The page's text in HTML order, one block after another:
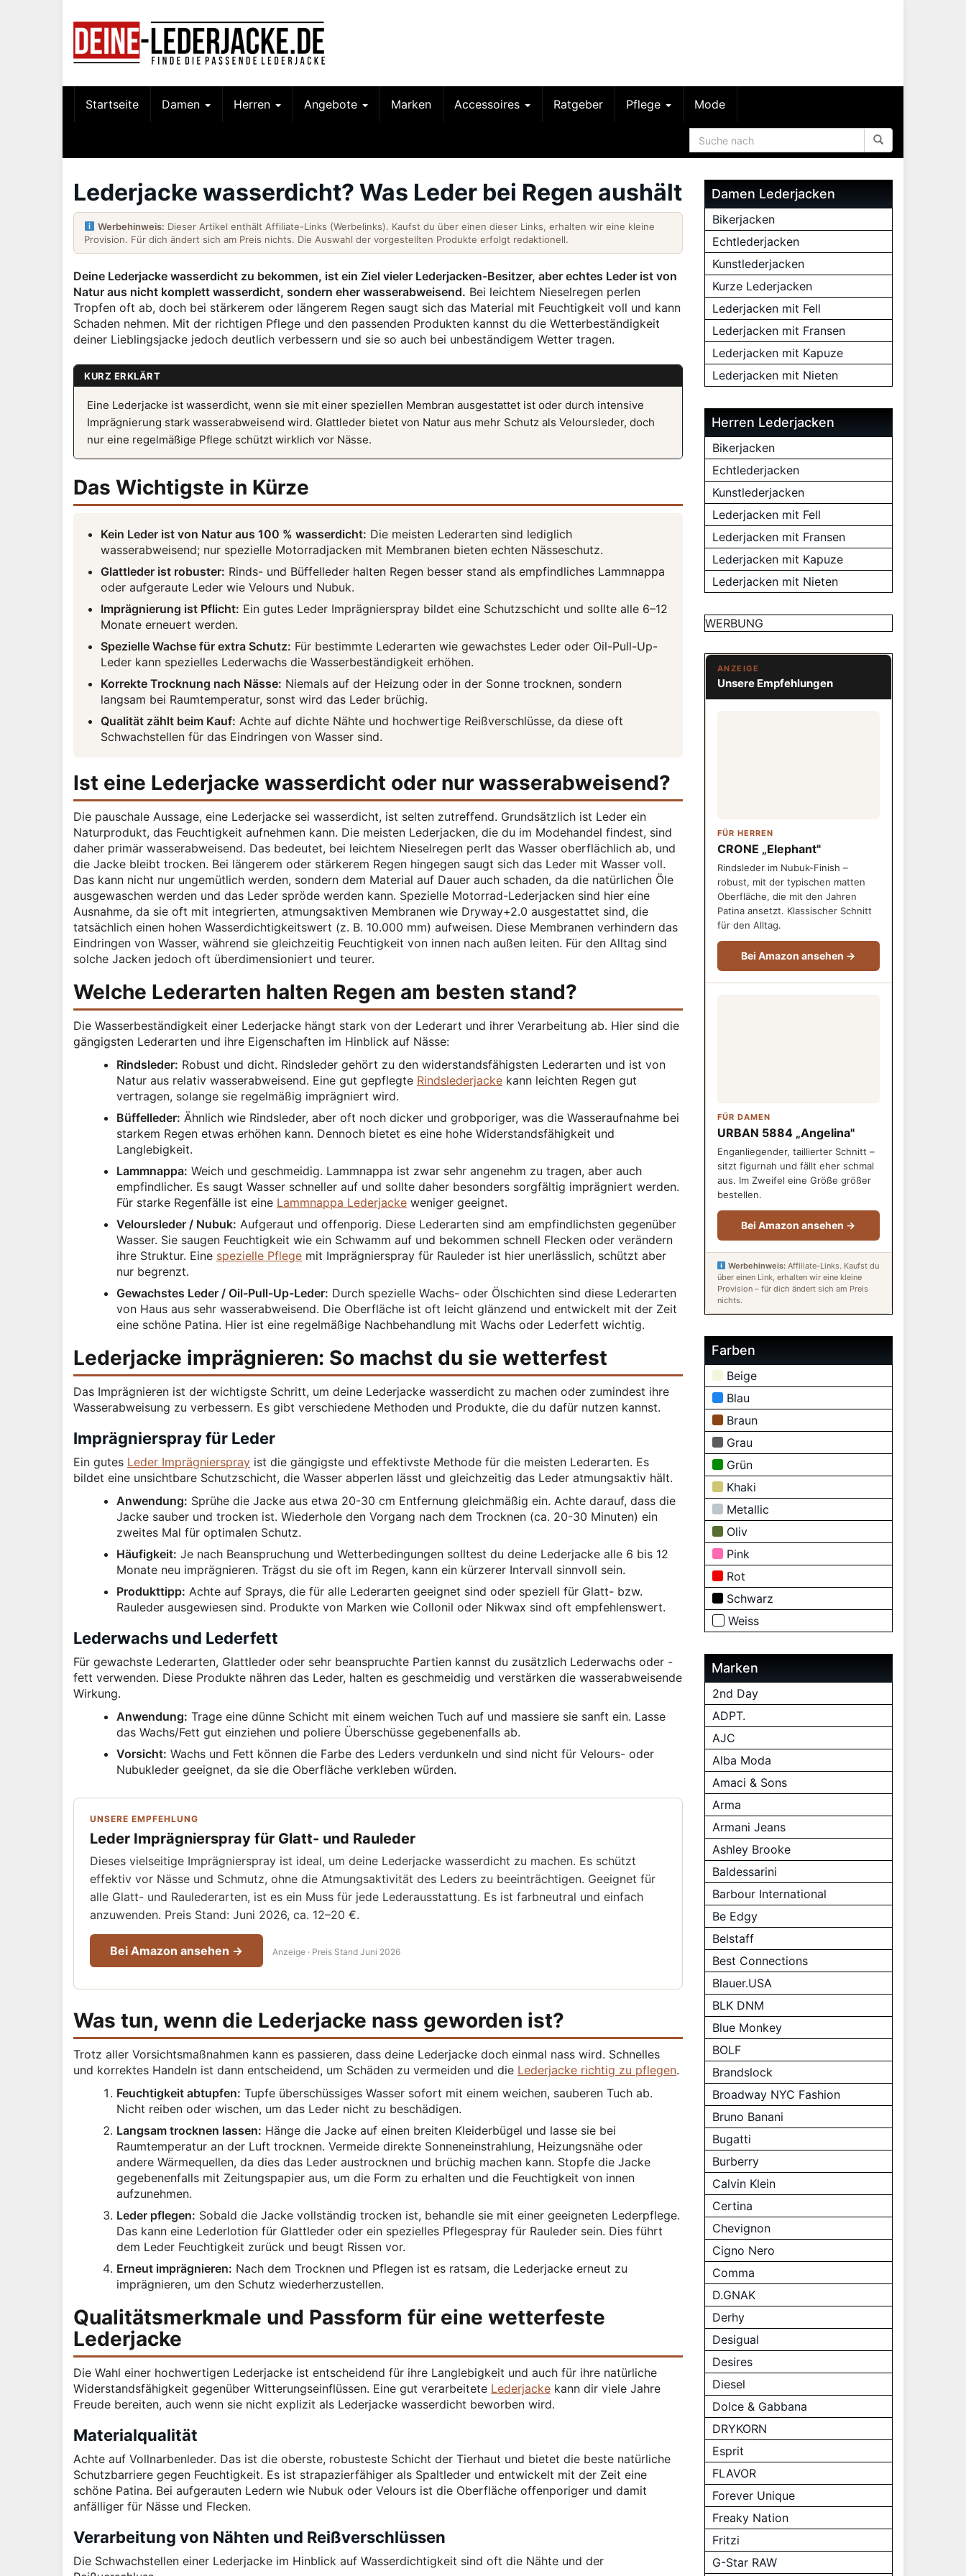
Startseite Damen Herren Angebote Marken Accessoires Ratgeber Pflege Mode
Lederjacke wasserdicht? Was Leder bei Regen aushält
Werbehinweis: Dieser Artikel enthält Affiliate-Links (Werbelinks). Kaufst du über einen dieser Links, erhalten wir eine kleine
Provision. Für dich ändert sich am Preis nichts. Die Auswahl der vorgestellten Produkte erfolgt redaktionell.
Deine Lederjacke wasserdicht zu bekommen, ist ein Ziel vieler Lederjacken-Besitzer, aber echtes Leder ist von
Natur aus nicht komplett wasserdicht, sondern eher wasserabweisend. Bei leichtem Nieselregen perlen
Tropfen oft ab, doch bei stärkerem oder längerem Regen saugt sich das Material mit Feuchtigkeit voll und kann
Schaden nehmen. Mit der richtigen Pflege und den passenden Produkten kannst du die Wetterbeständigkeit
deiner Lieblingsjacke jedoch deutlich verbessern und sie so auch bei unbeständigem Wetter tragen.
KURZ ERKLÄRT
Eine Lederjacke ist wasserdicht, wenn sie mit einer speziellen Membran ausgestattet ist oder durch intensive
Imprägnierung stark wasserabweisend wird. Glattleder bietet von Natur aus mehr Schutz als Veloursleder, doch
nur eine regelmäßige Pflege schützt wirklich vor Nässe.
Das Wichtigste in Kürze
Kein Leder ist von Natur aus 100 % wasserdicht: Die meisten Lederarten sind lediglich
wasserabweisend; nur spezielle Motorradjacken mit Membranen bieten echten Nässeschutz.
Glattleder ist robuster: Rinds- und Büffelleder halten Regen besser stand als empfindliches Lammnappa
oder aufgeraute Leder wie Velours und Nubuk.
Imprägnierung ist Pflicht: Ein gutes Leder Imprägnierspray bildet eine Schutzschicht und sollte alle 6–12
Monate erneuert werden.
Spezielle Wachse für extra Schutz: Für bestimmte Lederarten wie gewachstes Leder oder Oil-Pull-Up-
Leder kann spezielles Lederwachs die Wasserbeständigkeit erhöhen.
Korrekte Trocknung nach Nässe: Niemals auf der Heizung oder in der Sonne trocknen, sondern
langsam bei Raumtemperatur, sonst wird das Leder brüchig.
Qualität zählt beim Kauf: Achte auf dichte Nähte und hochwertige Reißverschlüsse, da diese oft
Schwachstellen für das Eindringen von Wasser sind.
Ist eine Lederjacke wasserdicht oder nur wasserabweisend?
Die pauschale Aussage, eine Lederjacke sei wasserdicht, ist selten zutreffend. Grundsätzlich ist Leder ein
Naturprodukt, das Feuchtigkeit aufnehmen kann. Die meisten Lederjacken, die du im Modehandel findest, sind
daher primär wasserabweisend. Das bedeutet, bei leichtem Nieselregen perlt das Wasser oberflächlich ab, und
die Jacke bleibt trocken. Bei längerem oder stärkerem Regen hingegen saugt sich das Leder mit Wasser voll.
Das kann nicht nur ungemütlich werden, sondern dem Material auf Dauer auch schaden, da die natürlichen Öle
ausgewaschen werden und das Leder spröde werden kann. Spezielle Motorrad-Lederjacken sind hier eine
Ausnahme, da sie oft mit integrierten, atmungsaktiven Membranen wie Dryway+2.0 ausgestattet sind, die
tatsächlich einen hohen Wasserdichtigkeitswert (z. B. 10.000 mm) aufweisen. Diese Membranen verhindern das
Eindringen von Wasser, während sie gleichzeitig Feuchtigkeit von innen nach außen leiten. Für den Alltag sind
solche Jacken jedoch oft überdimensioniert und teurer.
Welche Lederarten halten Regen am besten stand?
Die Wasserbeständigkeit einer Lederjacke hängt stark von der Lederart und ihrer Verarbeitung ab. Hier sind die
gängigsten Lederarten und ihre Eigenschaften im Hinblick auf Nässe:
Rindsleder: Robust und dicht. Rindsleder gehört zu den widerstandsfähigsten Lederarten und ist von
Natur aus relativ wasserabweisend. Eine gut gepflegte Rindslederjacke kann leichten Regen gut
vertragen, solange sie regelmäßig imprägniert wird.
Büffelleder: Ähnlich wie Rindsleder, aber oft noch dicker und grobporiger, was die Wasseraufnahme bei
starkem Regen etwas erhöhen kann. Dennoch bietet es eine hohe Widerstandsfähigkeit und
Langlebigkeit.
Lammnappa: Weich und geschmeidig. Lammnappa ist zwar sehr angenehm zu tragen, aber auch
empfindlicher. Es saugt Wasser schneller auf und sollte daher besonders sorgfältig imprägniert werden.
Für starke Regenfälle ist eine Lammnappa Lederjacke weniger geeignet.
Veloursleder / Nubuk: Aufgeraut und offenporig. Diese Lederarten sind am empfindlichsten gegenüber
Wasser. Sie saugen Feuchtigkeit wie ein Schwamm auf und bekommen schnell Flecken oder verändern
ihre Struktur. Eine spezielle Pflege mit Imprägnierspray für Rauleder ist hier unerlässlich, schützt aber
nur begrenzt.
Gewachstes Leder / Oil-Pull-Up-Leder: Durch spezielle Wachs- oder Ölschichten sind diese Lederarten
von Haus aus sehr wasserabweisend. Die Oberfläche ist oft leicht glänzend und entwickelt mit der Zeit
eine schöne Patina. Hier ist eine regelmäßige Nachbehandlung mit Wachs oder Lederfett wichtig.
Lederjacke imprägnieren: So machst du sie wetterfest
Das Imprägnieren ist der wichtigste Schritt, um deine Lederjacke wasserdicht zu machen oder zumindest ihre
Wasserabweisung zu verbessern. Es gibt verschiedene Methoden und Produkte, die du dafür nutzen kannst.
Imprägnierspray für Leder
Ein gutes Leder Imprägnierspray ist die gängigste und effektivste Methode für die meisten Lederarten. Es
bildet eine unsichtbare Schutzschicht, die Wasser abperlen lässt und gleichzeitig das Leder atmungsaktiv hält.
Anwendung: Sprühe die Jacke aus etwa 20-30 cm Entfernung gleichmäßig ein. Achte darauf, dass die
Jacke sauber und trocken ist. Wiederhole den Vorgang nach dem Trocknen (ca. 20-30 Minuten) ein
zweites Mal für optimalen Schutz.
Häufigkeit: Je nach Beanspruchung und Wetterbedingungen solltest du deine Lederjacke alle 6 bis 12
Monate neu imprägnieren. Trägst du sie oft im Regen, kann ein kürzerer Intervall sinnvoll sein.
Produkttipp: Achte auf Sprays, die für alle Lederarten geeignet sind oder speziell für Glatt- bzw.
Rauleder ausgewiesen sind. Produkte von Marken wie Collonil oder Nikwax sind oft empfehlenswert.
Lederwachs und Lederfett
Für gewachste Lederarten, Glattleder oder sehr beanspruchte Partien kannst du zusätzlich Lederwachs oder -
fett verwenden. Diese Produkte nähren das Leder, halten es geschmeidig und verstärken die wasserabweisende
Wirkung.
Anwendung: Trage eine dünne Schicht mit einem weichen Tuch auf und massiere sie sanft ein. Lasse
das Wachs/Fett gut einziehen und poliere Überschüsse gegebenenfalls ab.
Vorsicht: Wachs und Fett können die Farbe des Leders verdunkeln und sind nicht für Velours- oder
Nubukleder geeignet, da sie die Oberfläche verkleben würden.
UNSERE EMPFEHLUNG
Leder Imprägnierspray für Glatt- und Rauleder
Dieses vielseitige Imprägnierspray ist ideal, um deine Lederjacke wasserdicht zu machen. Es schützt
effektiv vor Nässe und Schmutz, ohne die Atmungsaktivität des Leders zu beeinträchtigen. Geeignet für
alle Glatt- und Raulederarten, ist es ein Muss für jede Lederausstattung. Es ist farbneutral und einfach
anzuwenden. Preis Stand: Juni 2026, ca. 12–20 €.
Bei Amazon ansehen → Anzeige · Preis Stand Juni 2026
Was tun, wenn die Lederjacke nass geworden ist?
Trotz aller Vorsichtsmaßnahmen kann es passieren, dass deine Lederjacke doch einmal nass wird. Schnelles
und korrektes Handeln ist dann entscheidend, um Schäden zu vermeiden und die Lederjacke richtig zu pflegen.
Feuchtigkeit abtupfen: Tupfe überschüssiges Wasser sofort mit einem weichen, sauberen Tuch ab.
Nicht reiben oder wischen, um das Leder nicht zu beschädigen.
Langsam trocknen lassen: Hänge die Jacke auf einen breiten Kleiderbügel und lasse sie bei
Raumtemperatur an der Luft trocknen. Vermeide direkte Sonneneinstrahlung, Heizungsnähe oder
andere Wärmequellen, da dies das Leder austrocknen und brüchig machen kann. Stopfe die Jacke
gegebenenfalls mit Zeitungspapier aus, um die Form zu erhalten und die Feuchtigkeit von innen
aufzunehmen.
Leder pflegen: Sobald die Jacke vollständig trocken ist, behandle sie mit einer geeigneten Lederpflege.
Das kann eine Lederlotion für Glattleder oder ein spezielles Pflegespray für Rauleder sein. Dies führt
dem Leder Feuchtigkeit zurück und beugt Rissen vor.
Erneut imprägnieren: Nach dem Trocknen und Pflegen ist es ratsam, die Lederjacke erneut zu
imprägnieren, um den Schutz wiederherzustellen.
Qualitätsmerkmale und Passform für eine wetterfeste
Lederjacke
Die Wahl einer hochwertigen Lederjacke ist entscheidend für ihre Langlebigkeit und auch für ihre natürliche
Widerstandsfähigkeit gegenüber Witterungseinflüssen. Eine gut verarbeitete Lederjacke kann dir viele Jahre
Freude bereiten, auch wenn sie nicht explizit als Lederjacke wasserdicht beworben wird.
Materialqualität
Achte auf Vollnarbenleder. Das ist die oberste, robusteste Schicht der Tierhaut und bietet die beste natürliche
Schutzbarriere gegen Feuchtigkeit. Es ist strapazierfähiger als Spaltleder und entwickelt mit der Zeit eine
schöne Patina. Bei aufgerauten Ledern wie Nubuk oder Velours ist die Oberfläche offenporiger und damit
anfälliger für Nässe und Flecken.
Verarbeitung von Nähten und Reißverschlüssen
Die Schwachstellen einer Lederjacke im Hinblick auf Wasserdichtigkeit sind oft die Nähte und der
Damen Lederjacken
Bikerjacken
Echtlederjacken
Kunstlederjacken
Kurze Lederjacken
Lederjacken mit Fell
Lederjacken mit Fransen
Lederjacken mit Kapuze
Lederjacken mit Nieten
Herren Lederjacken
Bikerjacken
Echtlederjacken
Kunstlederjacken
Lederjacken mit Fell
Lederjacken mit Fransen
Lederjacken mit Kapuze
Lederjacken mit Nieten
WERBUNG
ANZEIGE
Unsere Empfehlungen
FÜR HERREN
CRONE „Elephant"
Rindsleder im Nubuk-Finish –
robust, mit der typischen matten
Oberfläche, die mit den Jahren
Patina ansetzt. Klassischer Schnitt
für den Alltag.
Bei Amazon ansehen →
FÜR DAMEN
URBAN 5884 „Angelina"
Enganliegender, taillierter Schnitt –
sitzt figurnah und fällt eher schmal
aus. Im Zweifel eine Größe größer
bestellen.
Bei Amazon ansehen →
Werbehinweis: Affiliate-Links. Kaufst du
über einen Link, erhalten wir eine kleine
Provision – für dich ändert sich am Preis
nichts.
Farben
Beige
Blau
Braun
Grau
Grün
Khaki
Metallic
Oliv
Pink
Rot
Schwarz
Weiss
Marken
2nd Day
ADPT.
AJC
Alba Moda
Amaci & Sons
Arma
Armani Jeans
Ashley Brooke
Baldessarini
Barbour International
Be Edgy
Belstaff
Best Connections
Blauer.USA
BLK DNM
Blue Monkey
BOLF
Brandslock
Broadway NYC Fashion
Bruno Banani
Bugatti
Burberry
Calvin Klein
Certina
Chevignon
Cigno Nero
Comma
D.GNAK
Derhy
Desigual
Desires
Diesel
Dolce & Gabbana
DRYKORN
Esprit
FLAVOR
Forever Unique
Freaky Nation
Fritzi
G-Star RAW